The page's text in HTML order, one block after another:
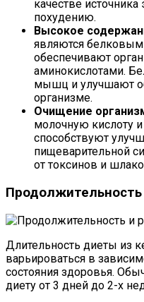
качестве источника
похудению.
Высокое
являются
обеспечивают
аминокислотами.
мышц и улучшают
организме.
Очищение
молочную кислоту
способствуют
пищеварительной
от токсинов и
Длительность диеты из
варьироваться в
состояния здоровья.
диету от 3 дней до 2-х